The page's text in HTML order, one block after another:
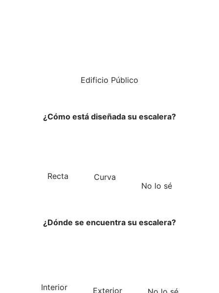
Edificio Público
¿Cómo está diseñada su escalera?
Recta
Curva
No lo sé
¿Dónde se encuentra su escalera?
Interior Exterior